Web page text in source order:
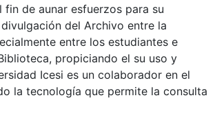
de aunar esfuerzos para su
del Archivo entre la
entre los estudiantes e
propiciando el su uso y
Icesi es un colaborador en el
la tecnología que permite la consulta